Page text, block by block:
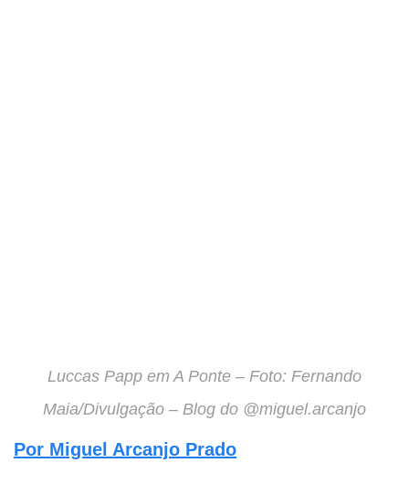
Luccas Papp em A Ponte – Foto: Fernando
Maia/Divulgação – Blog do @miguel.arcanjo
Por Miguel Arcanjo Prado